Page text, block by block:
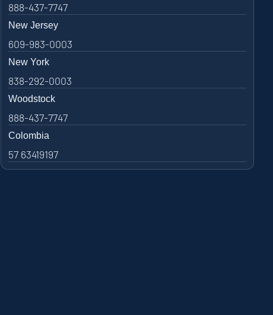
888-437-7747
New Jersey
609-983-0003
New York
838-292-0003
Woodstock
888-437-7747
Colombia
57 63419197